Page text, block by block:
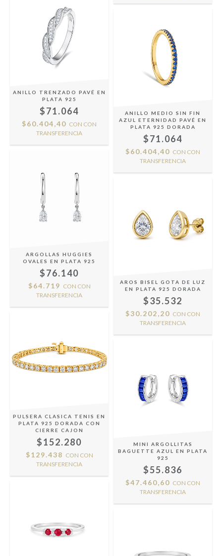
ANILLO TRENZADO PAVÉ EN
PLATA 925
$71.064
$60.404,40 CON CON
TRANSFERENCIA
ANILLO MEDIO SIN FIN
AZUL ETERNIDAD PAVÉ EN
PLATA 925 DORADA
$71.064
$60.404,40 CON CON
TRANSFERENCIA
ARGOLLAS HUGGIES
OVALES EN PLATA 925
$76.140
$64.719 CON CON
TRANSFERENCIA
AROS BISEL GOTA DE LUZ
EN PLATA 925 DORADA
$35.532
$30.202,20 CON CON
TRANSFERENCIA
PULSERA CLASICA TENIS EN
PLATA 925 DORADA CON
CIERRE CAJON
$152.280
$129.438 CON CON
TRANSFERENCIA
MINI ARGOLLITAS
BAGUETTE AZUL EN PLATA
925
$55.836
$47.460,60 CON CON
TRANSFERENCIA